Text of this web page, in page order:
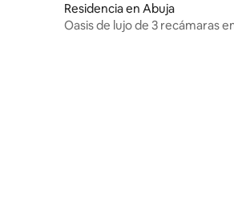
Residencia en Abuja
Oasis de lujo de 3 recámaras